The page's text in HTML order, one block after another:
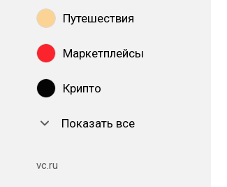
Путешествия
Маркетплейсы
Крипто
Показать все
vc.ru